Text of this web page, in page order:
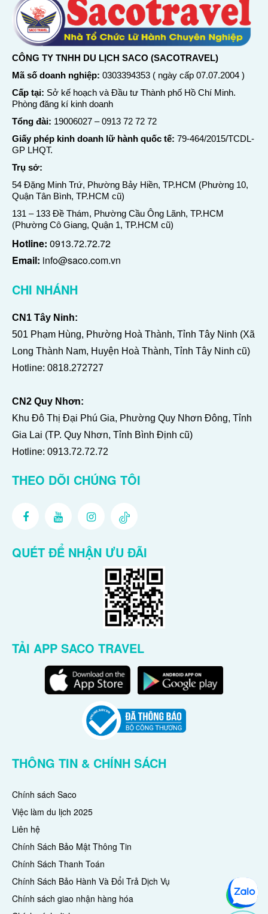
CÔNG TY TNHH DU LỊCH SACO (SACOTRAVEL)
Mã số doanh nghiệp: 0303394353 ( ngày cấp 07.07.2004 )
Cấp tại: Sở kế hoạch và Đầu tư Thành phố Hồ Chí Minh.
Phòng đăng kí kinh doanh
Tổng đài: 19006027 –0913 72 72 72
Giấy phép kinh doanh lữ hành quốc tế: 79-464/2015/TCDL-
GP LHQT.
Trụ sở:
54 Đặng Minh Trứ, Phường Bảy Hiền, TP.HCM (Phường 10,
Quận Tân Bình, TP.HCM cũ)
131 – 133 Đề Thám, Phường Cầu Ông Lãnh, TP.HCM
(Phường Cô Giang, Quận 1, TP.HCM cũ)
Hotline: 0913.72.72.72
Email: info@saco.com.vn
CHI NHÁNH
CN1 Tây Ninh:
501 Phạm Hùng, Phường Hoà Thành, Tỉnh Tây Ninh (Xã
Long Thành Nam, Huyện Hoà Thành, Tỉnh Tây Ninh cũ)
Hotline: 0818.272727
CN2 Quy Nhơn:
Khu Đô Thị Đại Phú Gia, Phường Quy Nhơn Đông, Tỉnh
Gia Lai (TP. Quy Nhơn, Tỉnh Bình Định cũ)
Hotline: 0913.72.72.72
THEO DÕI CHÚNG TÔI
QUÉT ĐỂ NHẬN ƯU ĐÃI
TẢI APP SACO TRAVEL
THÔNG TIN & CHÍNH SÁCH
Chính sách Saco
Việc làm du lịch 2025
Liên hệ
Chính Sách Bảo Mật Thông Tin
Chính Sách Thanh Toán
Chính Sách Bảo Hành Và Đổi Trả Dịch Vụ
Chính sách giao nhận hàng hóa